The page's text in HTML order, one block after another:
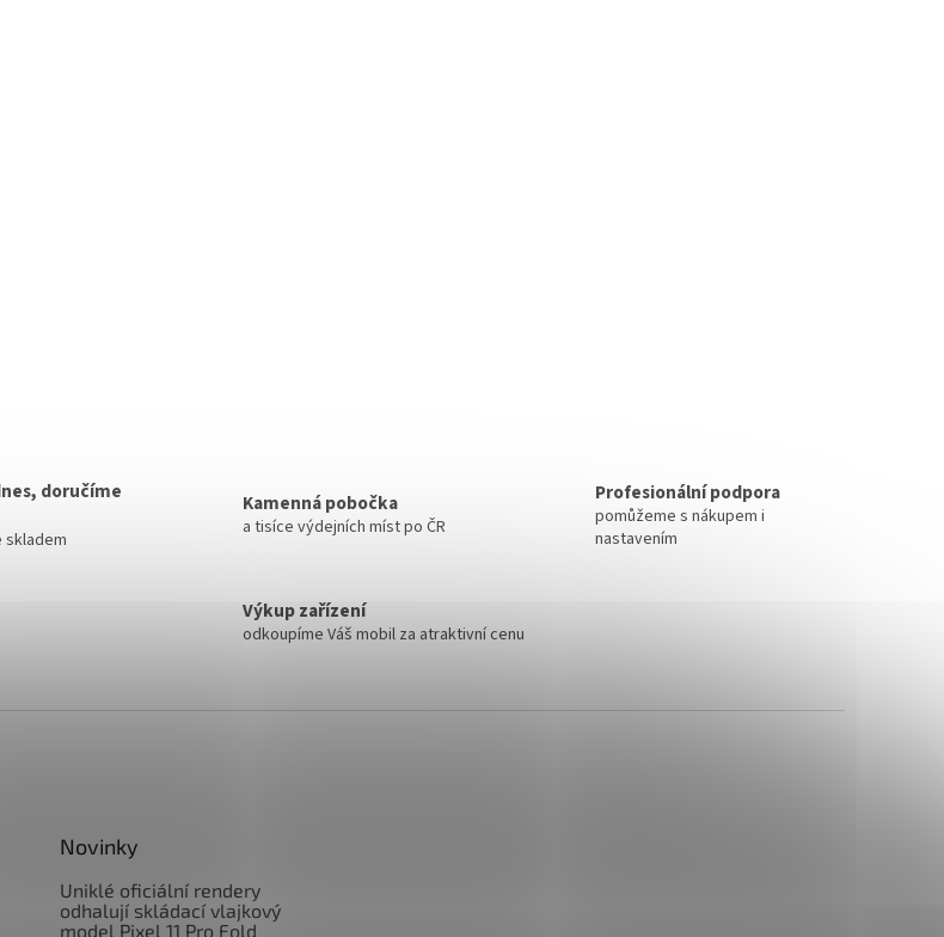
doručíme
skladem
Kamenná pobočka
a tisíce výdejních míst po ČR
Profesionální podpora
pomůžeme s nákupem i
nastavením
Výkup zařízení
odkoupíme Váš mobil za atraktivní cenu
Novinky
Uniklé oficiální rendery
odhalují skládací vlajkový
model Pixel 11 Pro Fold